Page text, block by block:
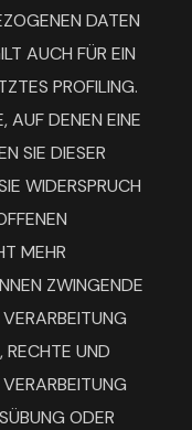
DATEN
AUCH FÜR EIN
PROFILING.
AUF DENEN EINE
SIE DIESER
WIDERSPRUCH
MEHR
ZWINGENDE
RECHTE UND
ODER